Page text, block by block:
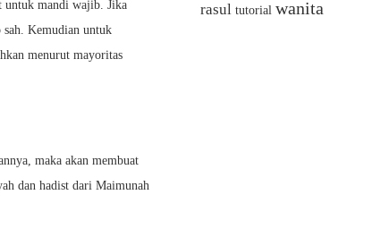
untuk mandi wajib. Jika
sah. Kemudian untuk
menurut mayoritas
maka akan membuat
dan hadist dari Maimunah
rasul tutorial wanita